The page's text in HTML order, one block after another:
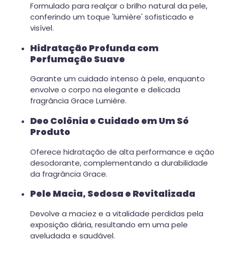
Formulado para realçar o brilho natural da pele,
conferindo um toque 'lumière' sofisticado e
visível.
Hidratação Profunda com
Perfumação Suave
Garante um cuidado intenso à pele, enquanto
envolve o corpo na elegante e delicada
fragrância Grace Lumière.
Deo Colônia e Cuidado em Um Só
Produto
Oferece hidratação de alta performance e ação
desodorante, complementando a durabilidade
da fragrância Grace.
Pele Macia, Sedosa e Revitalizada
Devolve a maciez e a vitalidade perdidas pela
exposição diária, resultando em uma pele
aveludada e saudável.